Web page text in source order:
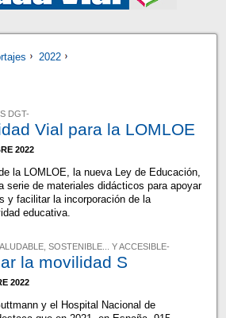
2022
DGT-
Vial para la LOMLOE
2022
la LOMLOE, la nueva Ley de Educación,
serie de materiales didácticos para apoyar
y facilitar la incorporación de la
educativa.
SOSTENIBLE... Y ACCESIBLE-
la movilidad S
2022
y el Hospital Nacional de